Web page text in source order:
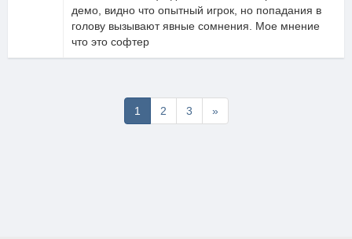
демо, видно что опытный игрок, но попадания в
голову вызывают явные сомнения. Мое мнение
что это софтер
1 2 3 »Последняя